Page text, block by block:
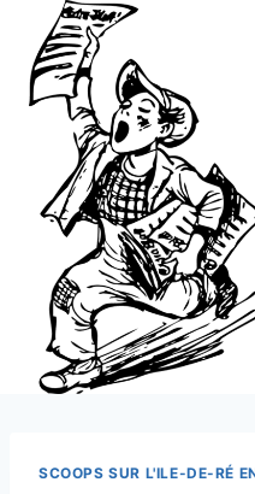
content
SCOOPS SUR L'ILE-DE-RÉ